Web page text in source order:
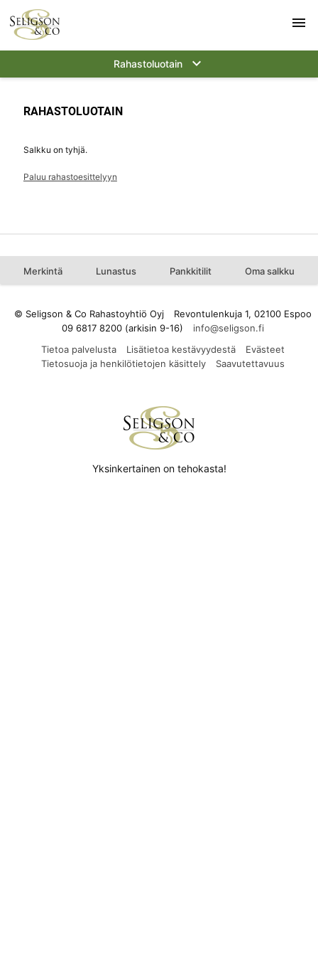
menu
Rahastoluotain keyboard_arrow_down
RAHASTOLUOTAIN
Salkku on tyhjä.
Paluu rahastoesittelyyn
Merkintä Lunastus Pankkitilit Oma salkku
© Seligson & Co Rahastoyhtiö Oyj
Revontulenkuja 1, 02100 Espoo
09 6817 8200 (arkisin 9-16)
Tietoa palvelusta
Lisätietoa kestävyydestä
Evästeet
Tietosuoja ja henkilötietojen käsittely
Saavutettavuus
Yksinkertainen on tehokasta!